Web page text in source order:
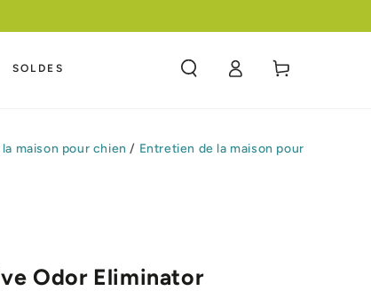
SOLDES Connexion Panier
maison pour chien / Entretien de la maison pour
Odor Eliminator